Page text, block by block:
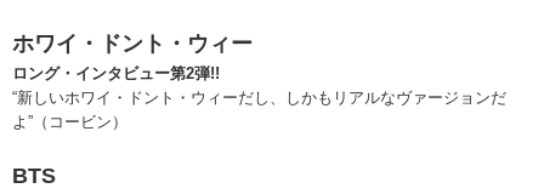
ホワイ・ドント・ウィー
ロング・インタビュー第2弾!!
“新しいホワイ・ドント・ウィーだし、しかもリアルなヴァージョンだ
よ”（コービン）
BTS